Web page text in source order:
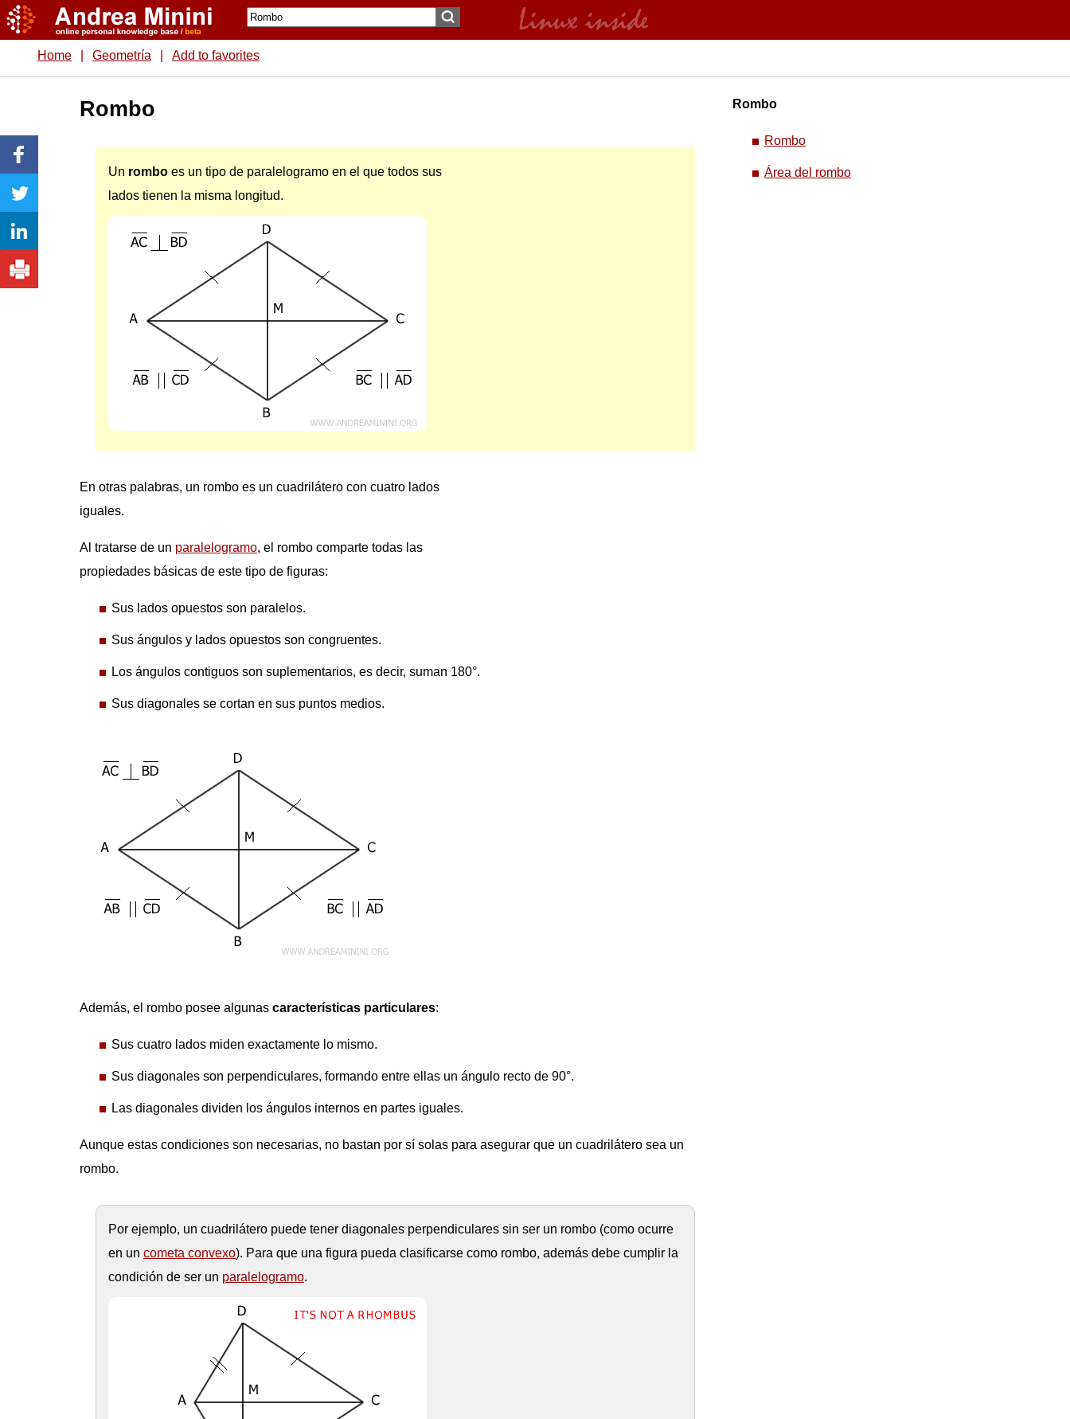
Home Geometría Add to favorites
Rombo
Un rombo es un tipo de paralelogramo en el que todos sus
lados tienen la misma longitud.
En otras palabras, un rombo es un cuadrilátero con cuatro lados
iguales.
Al tratarse de un paralelogramo, el rombo comparte todas las
propiedades básicas de este tipo de figuras:
Sus lados opuestos son paralelos.
Sus ángulos y lados opuestos son congruentes.
Los ángulos contiguos son suplementarios, es decir, suman 180°.
Sus diagonales se cortan en sus puntos medios.
Además, el rombo posee algunas características particulares:
Sus cuatro lados miden exactamente lo mismo.
Sus diagonales son perpendiculares, formando entre ellas un ángulo recto de 90°.
Las diagonales dividen los ángulos internos en partes iguales.
Aunque estas condiciones son necesarias, no bastan por sí solas para asegurar que un cuadrilátero sea un
rombo.
Por ejemplo, un cuadrilátero puede tener diagonales perpendiculares sin ser un rombo (como ocurre
en un cometa convexo). Para que una figura pueda clasificarse como rombo, además debe cumplir la
condición de ser un paralelogramo.
Rombo
Rombo
Área del rombo